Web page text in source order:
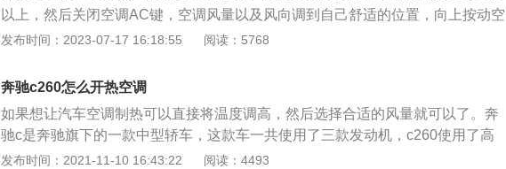
进行加湿，提高车内空气的相对湿度。
以上，然后关闭空调AC键，空调风量以及风向调到自己舒适的位置，向上按动空
调按键左右两侧的温度调节按键，把温度设置到自己想要达到的温度即可。奔驰c
m，轴距为2840mm，搭载1.5T涡轮增压发动机，最大功率是135kw，匹配9挡手
自一体变速箱。
发布时间：2023-07-17 16:18:55 阅读：5768
奔驰c260怎么开热空调
如果想让汽车空调制热可以直接将温度调高，然后选择合适的风量就可以了。奔
驰c是奔驰旗下的一款中型轿车，这款车一共使用了三款发动机，c260使用了高
功率版1.5升涡轮增压发动机。这款发动机有184马力和135牛米的最大扭矩，这
发布时间：2021-11-10 16:43:22 阅读：4493